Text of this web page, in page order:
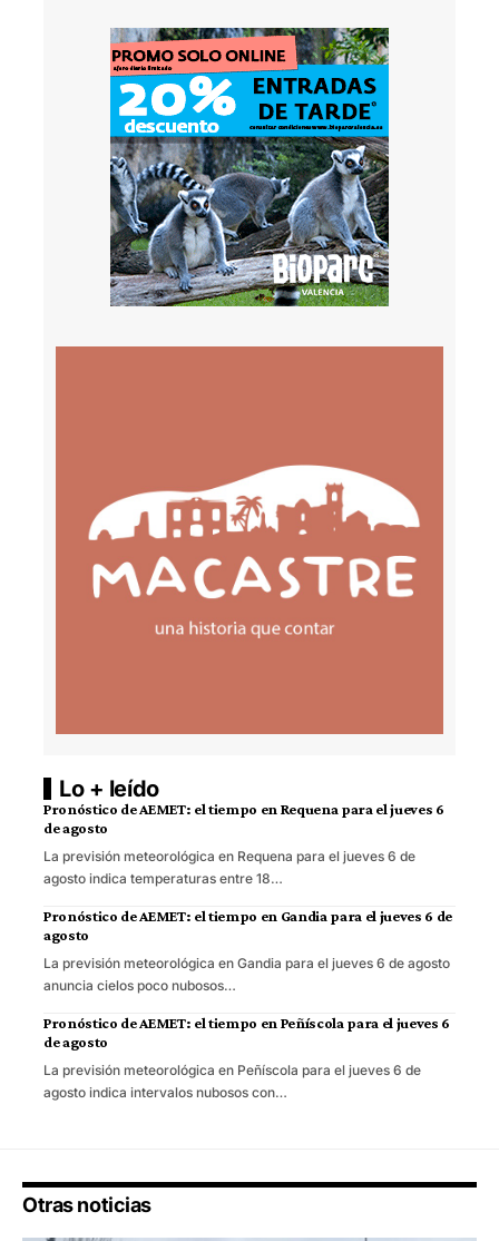
Lo + leído
Pronóstico de AEMET: el tiempo en Requena para el jueves 6
de agosto
La previsión meteorológica en Requena para el jueves 6 de
agosto indica temperaturas entre 18…
Pronóstico de AEMET: el tiempo en Gandia para el jueves 6 de
agosto
La previsión meteorológica en Gandia para el jueves 6 de agosto
anuncia cielos poco nubosos…
Pronóstico de AEMET: el tiempo en Peñíscola para el jueves 6
de agosto
La previsión meteorológica en Peñíscola para el jueves 6 de
agosto indica intervalos nubosos con…
Otras noticias